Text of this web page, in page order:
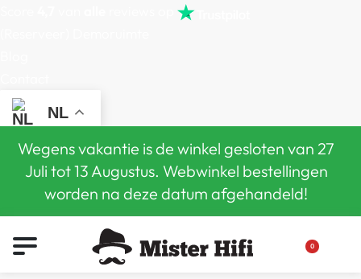
NL
Wegens vakantie is de winkel gesloten van 27
Juli tot 13 Augustus. Webwinkel bestellingen
worden na deze datum afgehandeld!
0